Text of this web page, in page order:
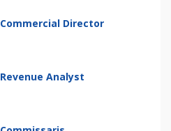
Commercial Director
Revenue Analyst